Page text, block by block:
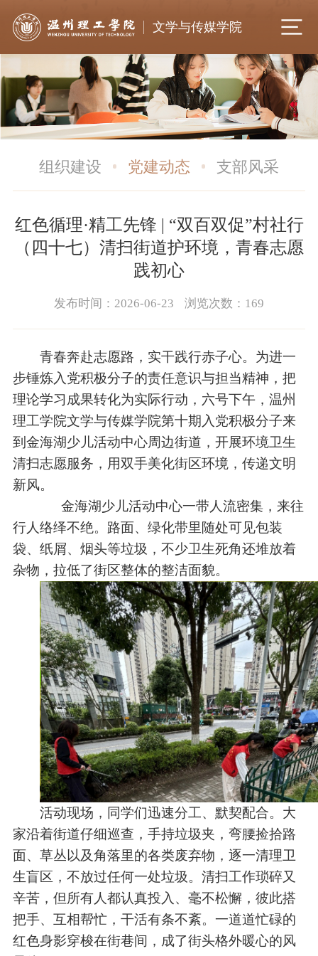
文学与传媒学院
组织建设 党建动态 支部风采
红色循理·精工先锋 | “双百双促”村社行
（四十七）清扫街道护环境，青春志愿
践初心
发布时间：2026-06-23 浏览次数： 169
青春奔赴志愿路，实干践行赤子心。为进一
步锤炼入党积极分子的责任意识与担当精神，把
理论学习成果转化为实际行动，六号下午，温州
理工学院文学与传媒学院第十期入党积极分子来
到 金海湖少儿活动中心周边街道，开展环境卫生
清扫志愿服务，用双手美化街区环境，传递文明
新风。
金海湖少儿活动中心一带人流密集，来往
行人络绎不绝。路面、绿化带里随处可见包装
袋、纸屑、烟头等垃圾，不少卫生死角还堆放着
杂物，拉低了街区整体的整洁面貌。
活动现场，同学们迅速分工、默契配合。大
家沿着街道仔细巡查，手持垃圾夹，弯腰捡拾路
面、草丛以及角落里的各类废弃物，逐一清理卫
生盲区，不放过任何一处垃圾。清扫工作琐碎又
辛苦，但所有人都认真投入、毫不松懈，彼此搭
把手、互相帮忙，干活有条不紊。一道道忙碌的
红色身影穿梭在街巷间，成了街头格外暖心的风